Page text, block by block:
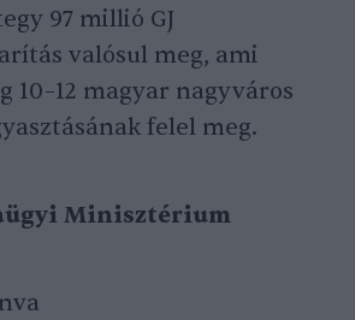
97 millió GJ
valósul meg, ami
10–12 magyar nagyváros
felel meg.
Minisztérium